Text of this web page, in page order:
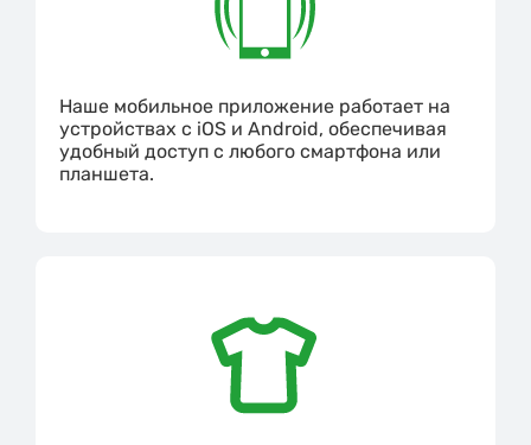
Наше мобильное приложение работает на
устройствах с iOS и Android, обеспечивая
удобный доступ с любого смартфона или
планшета.